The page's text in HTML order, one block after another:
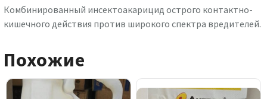
Комбинированный инсектоакарицид острого контактно-
кишечного действия против широкого спектра вредителей.
Похожие